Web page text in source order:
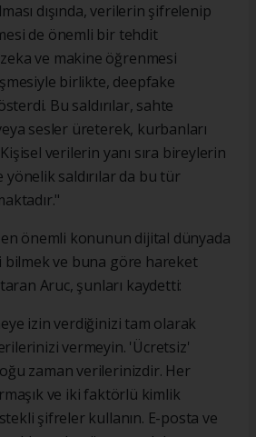
dışında, verilerin şifrelenip
de önemli bir tehdit
ve makine öğrenmesi
birlikte, deepfake
Bu saldırılar, sahte
sesler üreterek, kurbanları
verilerin yanı sıra bireylerin
yönelik saldırılar da bu tür
en önemli konunun dijital dünyada
bilmek ve buna göre hareket
Aruc, şunları kaydetti:
izin verdiğinizi tam olarak
vermeyin. 'Ücretsiz'
zaman verilerinizdir. Her
ve iki faktörlü kimlik
şifreler kullanın. E-posta ve